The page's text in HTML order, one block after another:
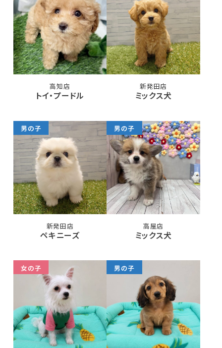
高知店
トイ・プードル
新発田店
ミックス犬
男の子
新発田店
ペキニーズ
男の子
高屋店
ミックス犬
女の子 男の子